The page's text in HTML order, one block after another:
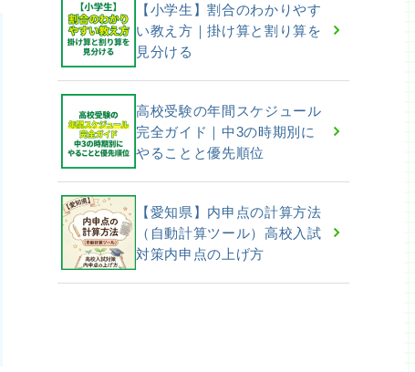
【小学生】割合のわかりやす
い教え方｜掛け算と割り算を
見分ける
高校受験の年間スケジュール
完全ガイド｜中3の時期別に
やることと優先順位
【愛知県】内申点の計算方法
（自動計算ツール）高校入試
対策内申点の上げ方